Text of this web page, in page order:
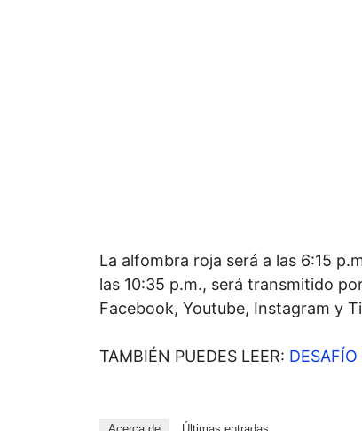
La alfombra roja será a las 6:15
las 10:35 p.m., será transmitido
Facebook, Youtube, Instagram y
TAMBIÉN PUEDES LEER: